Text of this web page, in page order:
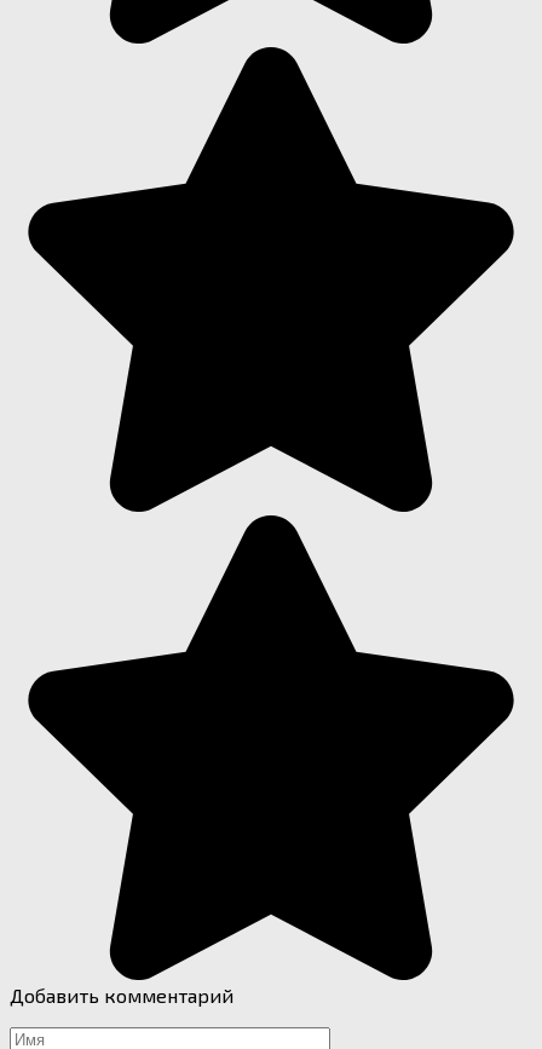
Добавить комментарий
Имя